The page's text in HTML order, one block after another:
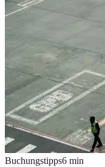
Buchungstipps6 min